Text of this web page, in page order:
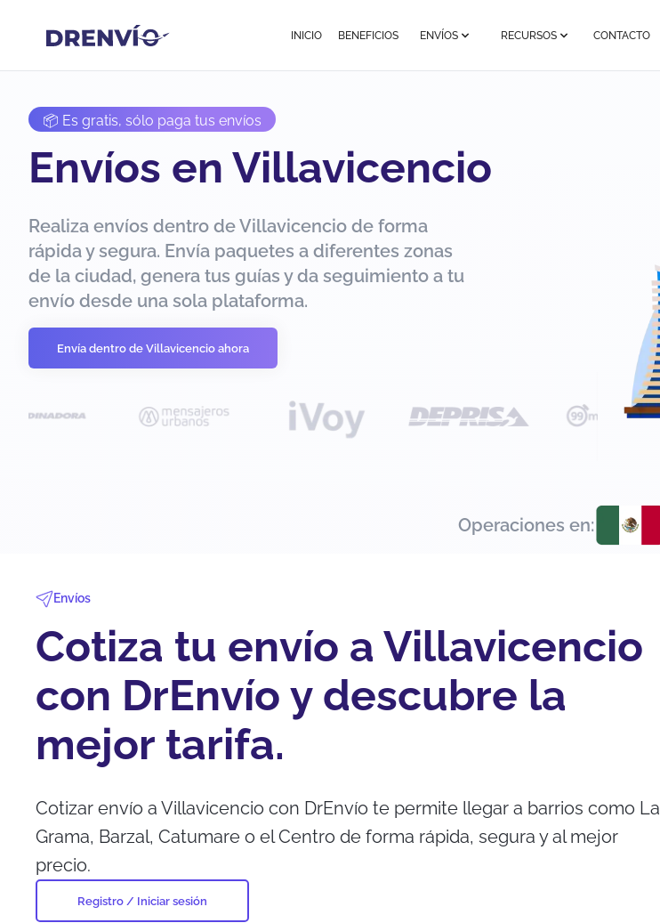
INICIO BENEFICIOS ENVÍOS RECURSOS CONTACTO
📦 Es gratis, sólo paga tus envíos
Envíos en Villavicencio
Realiza envíos dentro de Villavicencio de forma
rápida y segura. Envía paquetes a diferentes zonas
de la ciudad, genera tus guías y da seguimiento a tu
envío desde una sola plataforma.
Envía dentro de Villavicencio ahora
Operaciones en:
Envíos
Cotiza tu envío a Villavicencio
con DrEnvío y descubre la
mejor tarifa.
Cotizar envío a Villavicencio con DrEnvío te permite llegar a barrios como La
Grama, Barzal, Catumare o el Centro de forma rápida, segura y al mejor
precio.
Registro / Iniciar sesión